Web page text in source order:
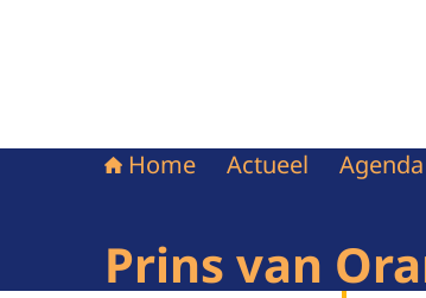
Home Actueel Agenda
Prins van